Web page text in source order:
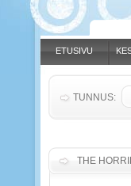
ETUSIVU
THE
TUNNUS: